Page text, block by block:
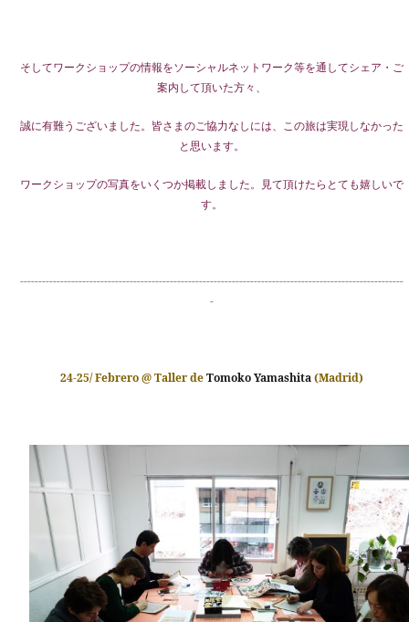
そしてワークショップの情報をソーシャルネットワーク等を通してシェア・ご
案内して頂いた方々、
誠に有難うございました。皆さまのご協力なしには、この旅は実現しなかった
と思います。
ワークショップの写真をいくつか掲載しました。見て頂けたらとても嬉しいで
す。
---------------------------------------------------------------------------------------------------------
-
24-25/ Febrero @ Taller deTomoko Yamashita(Madrid)